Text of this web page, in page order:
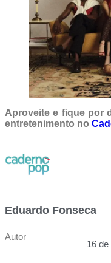
Aproveite e fique por
entretenimento no
Eduardo Fonseca
Autor
16